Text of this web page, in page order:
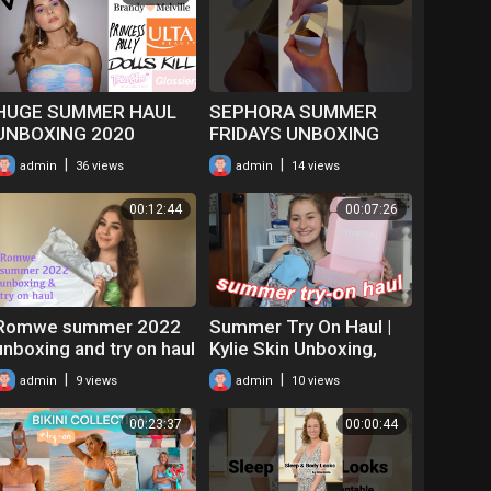
SUMMER HAUL
2020
admin 36 views
SEPHORA SUMMER
FRIDAYS UNBOXING
admin 14 views
00:12:44
summer 2022
and try on haul
discount code
admin 9 views
00:07:26
Summer Try On Haul |
Kylie Skin Unboxing,
Shein Swimwear, AE,
etc | 2019
admin 10 views
00:23:37 00:00:44